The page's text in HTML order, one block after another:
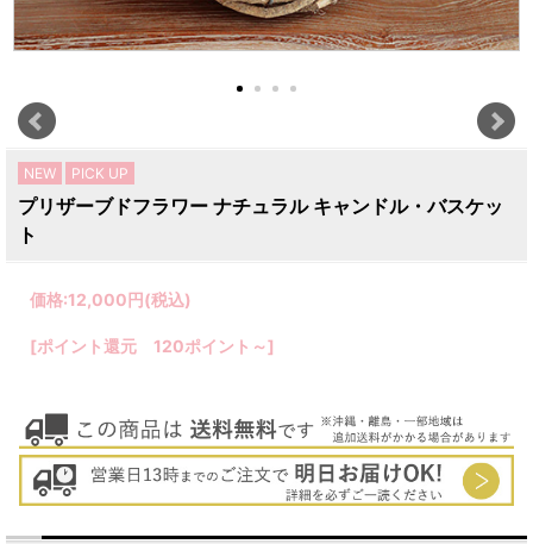
NEW PICK UP
プリザーブドフラワー ナチュラル キャンドル・バスケッ
ト
価格:12,000円(税込)
[ポイント還元 120ポイント～]